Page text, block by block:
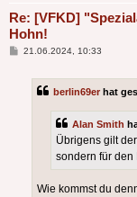
Re: [VFKD]
Hohn!
Beitrag
21.06.2024, 10:33
berlin69er hat
Alan Smith
Übrigens gilt
sondern für
Wie kommst du